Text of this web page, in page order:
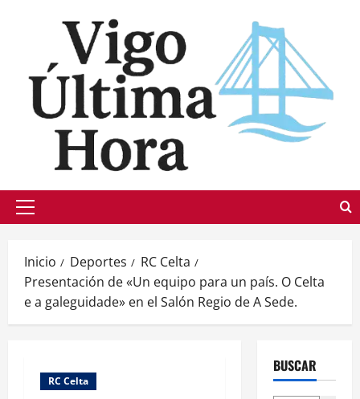
Menú
Inicio Deportes
RC Celta
Presentación de «Un equipo para un país. O Celta
e a galeguidade» en el Salón Regio de A Sede.
RC Celta
BUSCAR